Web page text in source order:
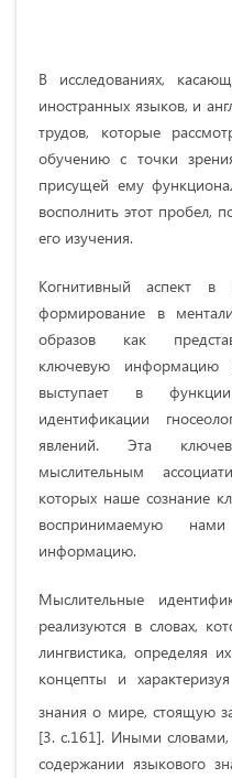
В исследованиях,
иностранных языков, и
трудов, которые
обучению с точки
присущей ему
восполнить этот пробел,
его изучения.
Когнитивный аспект в
формирование в
образов как
ключевую информацию
выступает в
идентификации
явлений. Эта
мыслительным
которых наше сознание
воспринимаемую
информацию.
Мыслительные
реализуются в словах,
лингвистика, определяя
концепты и
знания о мире, стоящую
[3. c.161]. Иными словами,
содержании языкового